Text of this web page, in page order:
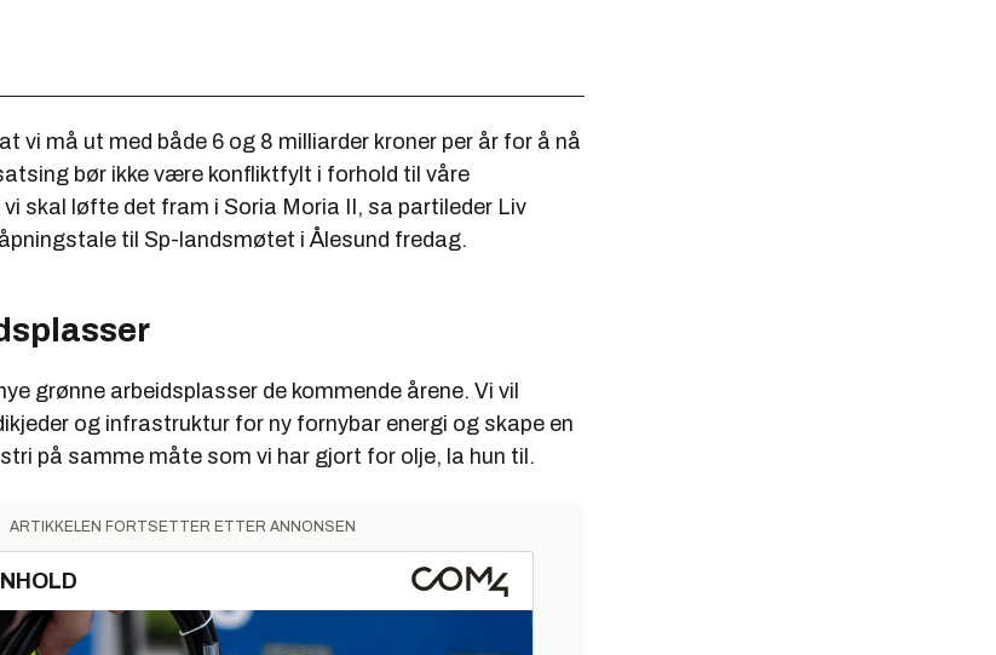
vi må ut med både 6 og 8 milliarder kroner per år for å nå
bør ikke være konfliktfylt i forhold til våre
skal løfte det fram i Soria Moria II, sa partileder Liv
til Sp-landsmøtet i Ålesund fredag.
grønne arbeidsplasser de kommende årene. Vi vil
og infrastruktur for ny fornybar energi og skape en
på samme måte som vi har gjort for olje, la hun til.
ARTIKKELEN FORTSETTER ETTER ANNONSEN